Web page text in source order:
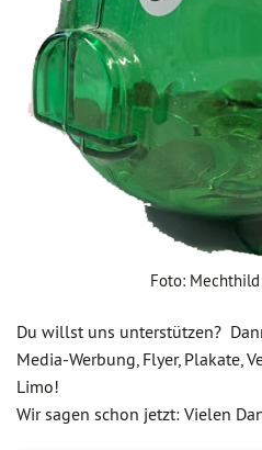
Foto:
Du willst uns unterstützen?
Media-Werbung, Flyer, Plakate,
Limo!
Wir sagen schon jetzt: Vielen